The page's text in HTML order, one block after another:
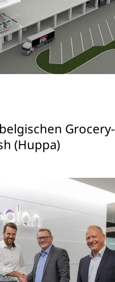
Grocery-
(Huppa)